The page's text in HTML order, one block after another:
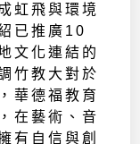
虹飛與環境
已推廣10
文化連結的
竹教大對於
華德福教育
在藝術、音
有自信與創